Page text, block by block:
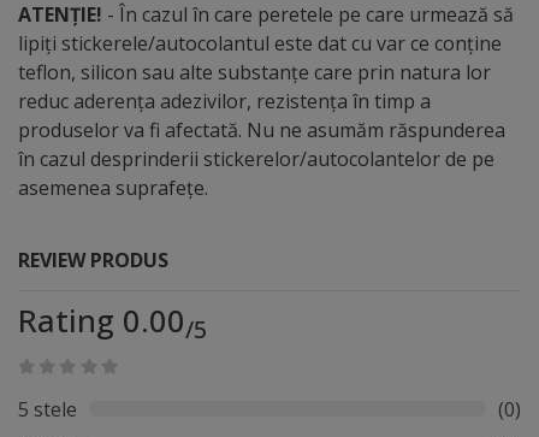
ATENȚIE! - În cazul în care peretele pe care urmează să
lipiți stickerele/autocolantul este dat cu var ce conține
teflon, silicon sau alte substanțe care prin natura lor
reduc aderența adezivilor, rezistența în timp a
produselor va fi afectată. Nu ne asumăm răspunderea
în cazul desprinderii stickerelor/autocolantelor de pe
asemenea suprafețe.
REVIEW PRODUS
Rating 0.00/5
5 stele
(0)